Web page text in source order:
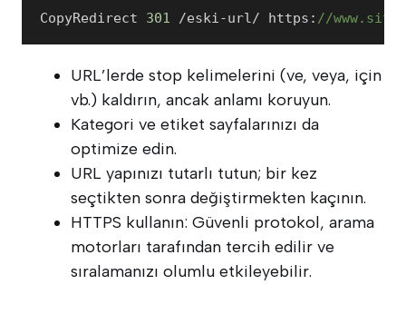
CopyRedirect 301 /eski-url/ https: //
URL’lerde stop kelimelerini (ve, veya, için
vb.) kaldırın, ancak anlamı koruyun.
Kategori ve etiket sayfalarınızı da
optimize edin.
URL yapınızı tutarlı tutun; bir kez
seçtikten sonra değiştirmekten kaçının.
HTTPS kullanın: Güvenli protokol, arama
motorları tarafından tercih edilir ve
sıralamanızı olumlu etkileyebilir.